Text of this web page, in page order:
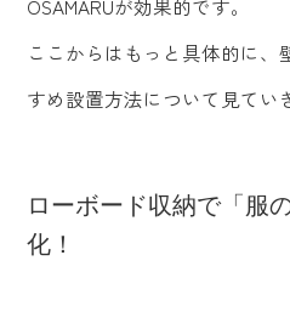
OSAMARUが効果的です。
ここからはもっと具体的に、
すめ設置方法について見てい
ローボード収納で「服
化！